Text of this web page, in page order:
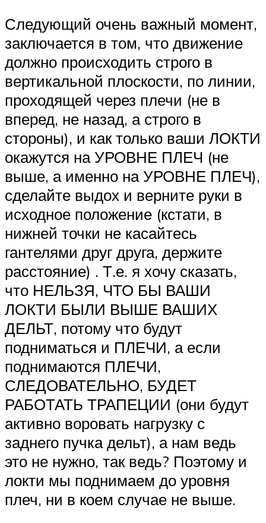
Следующий очень важный момент,
заключается в том, что движение
должно происходить строго в
вертикальной плоскости, по линии,
проходящей через плечи (не в
вперед, не назад, а строго в
стороны), и как только ваши ЛОКТИ
окажутся на УРОВНЕ ПЛЕЧ (не
выше, а именно на УРОВНЕ ПЛЕЧ),
сделайте выдох и верните руки в
исходное положение (кстати, в
нижней точки не касайтесь
гантелями друг друга, держите
расстояние) . Т.е. я хочу сказать,
что НЕЛЬЗЯ, ЧТО БЫ ВАШИ
ЛОКТИ БЫЛИ ВЫШЕ ВАШИХ
ДЕЛЬТ, потому что будут
подниматься и ПЛЕЧИ, а если
поднимаются ПЛЕЧИ,
СЛЕДОВАТЕЛЬНО, БУДЕТ
РАБОТАТЬ ТРАПЕЦИИ (они будут
активно воровать нагрузку с
заднего пучка дельт), а нам ведь
это не нужно, так ведь? Поэтому и
локти мы поднимаем до уровня
плеч, ни в коем случае не выше.